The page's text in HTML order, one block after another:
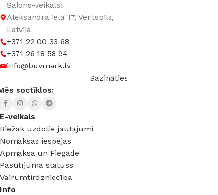
Salons-veikals:
Aleksandra iela 17, Ventspils,
Latvija
+371 22 00 33 68
+371 26 18 58 94
info@buvmark.lv
Sazināties
soctīklos:
E-veikals
Biežāk uzdotie jautājumi
Nomaksas iespējas
Apmaksa un Piegāde
Pasūtījuma statuss
Vairumtirdzniecība
Info